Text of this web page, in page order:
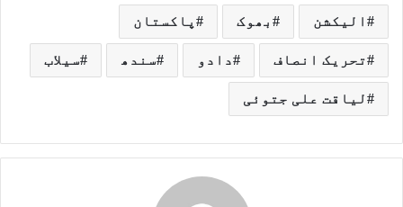
الیکشن بھوک پاکستان
تحریک انصاف دادو سندھ سیلاب
لیاقت علی جتوئی